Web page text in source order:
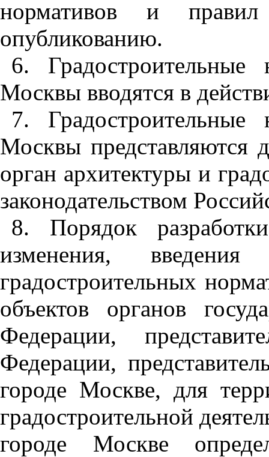
нормативов и
опубликованию.
6.
Москвы вводятся в
7.
Москвы представляются
орган архитектуры и
законодательством
8. Порядок
изменения,
градостроительных
объектов органов
Федерации,
Федерации,
городе Москве, для
градостроительной
городе Москве